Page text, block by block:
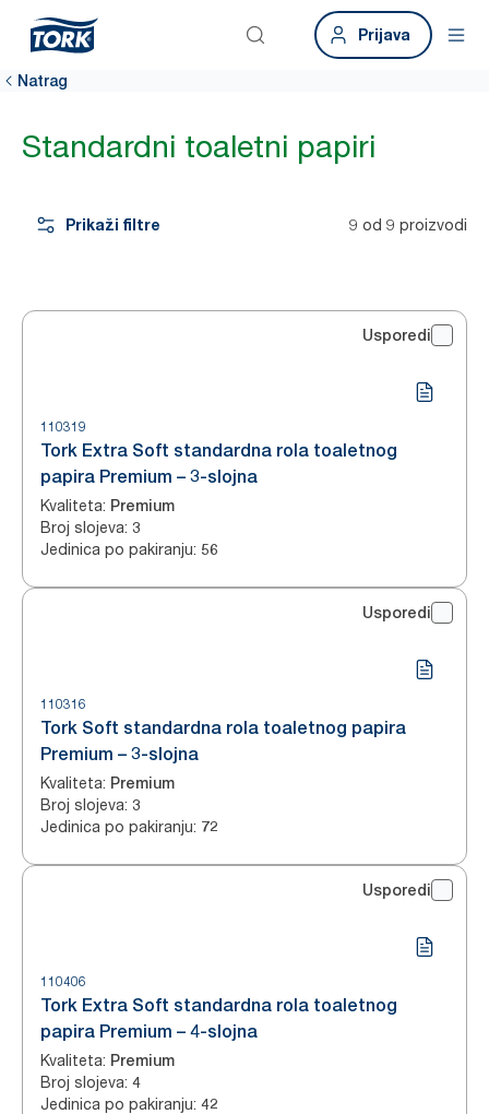
Prijava
Natrag
Standardni toaletni papiri
Prikaži filtre 9 od 9 proizvodi
Usporedi
110319
Tork Extra Soft standardna rola toaletnog
papira Premium – 3-slojna
Kvaliteta: Premium
Broj slojeva: 3
Jedinica po pakiranju: 56
Usporedi
110316
Tork Soft standardna rola toaletnog papira
Premium – 3-slojna
Kvaliteta: Premium
Broj slojeva: 3
Jedinica po pakiranju: 72
Usporedi
110406
Tork Extra Soft standardna rola toaletnog
papira Premium – 4-slojna
Kvaliteta: Premium
Broj slojeva: 4
Jedinica po pakiranju: 42